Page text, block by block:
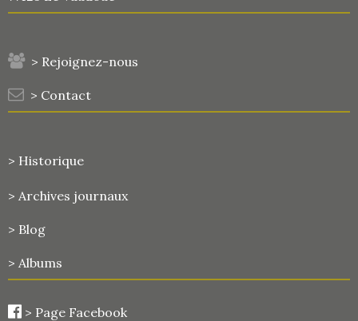
> Rejoignez-nous
> Contact
> Historique
> Archives journaux
> Blog
> Albums
> Page Facebook